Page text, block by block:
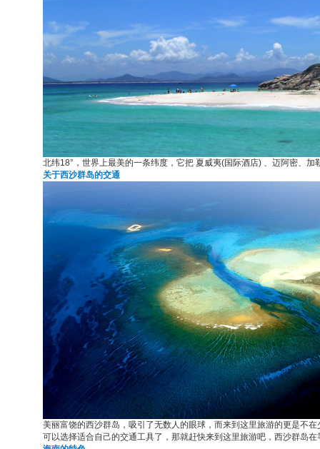
北纬18°，世界上最美的一条纬度，它把 夏威夷(国际酒店) 、迈阿密、
关于西沙群岛的交通
美丽富饶的西沙群岛，吸引了无数人的眼球，而来到这里旅游的更是不
可以选择适合自己的交通工具了，那就赶快来到这里旅游吧，西沙群岛